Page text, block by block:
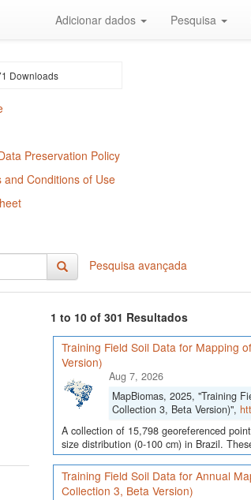
Adicionar dados Pesquisa
Downloads
Preservation Policy
Conditions of Use
Pesquisa avançada
1 to 10 of 301 Resultados
Training Field Soil Data for Mapping
Version)
Aug 7, 2026
MapBiomas, 2025, "Training
Collection 3, Beta Version)",
A collection of 15,798 georeferenced
size distribution (0-100 cm) in Brazil.
Training Field Soil Data for Annual
Collection 3, Beta Version)